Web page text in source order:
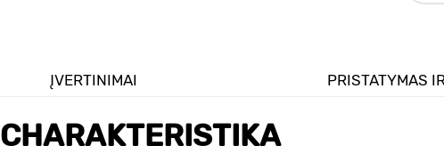
ĮVERTINIMAI PRISTATYMAS
CHARAKTERISTIKA